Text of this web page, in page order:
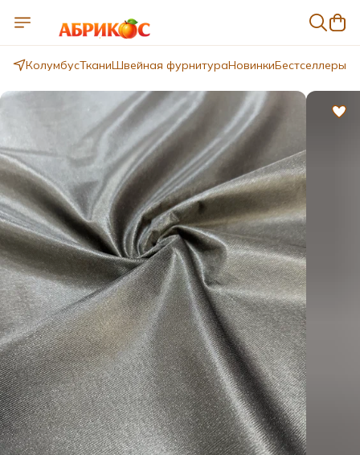
КолумбусТканиШвейная фурнитураНовинкиБестселлеры